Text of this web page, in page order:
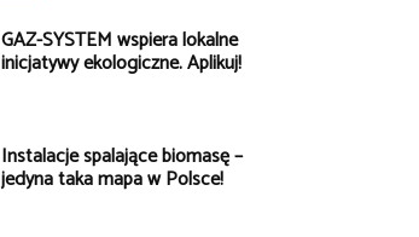
GAZ-SYSTEM wspiera lokalne
inicjatywy ekologiczne. Aplikuj!
Instalacje spalające biomasę –
jedyna taka mapa w Polsce!